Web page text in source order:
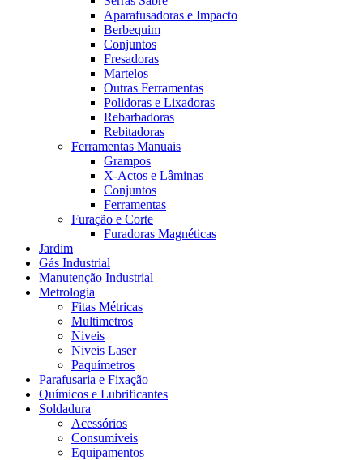
Aparafusadoras e Impacto
Berbequim
Conjuntos
Fresadoras
Martelos
Outras Ferramentas
Polidoras e Lixadoras
Rebarbadoras
Rebitadoras
Ferramentas Manuais
Grampos
X-Actos e Lâminas
Conjuntos
Ferramentas
Furação e Corte
Furadoras Magnéticas
Jardim
Gás Industrial
Manutenção Industrial
Metrologia
Fitas Métricas
Multimetros
Niveis
Niveis Laser
Paquímetros
Parafusaria e Fixação
Químicos e Lubrificantes
Soldadura
Acessórios
Consumiveis
Equipamentos